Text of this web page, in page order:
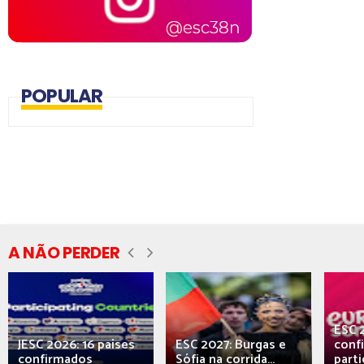
POPULAR
A NÃO PERDER
JESC 2026: 16 países
confirmados
ESC 2027: Burgas e
Sófia na corrida...
ESC